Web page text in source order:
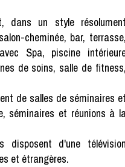
dans un style
cheminée, bar,
Spa, piscine
de soins, salle de
de salles de séminaires
séminaires et réunions à
disposent d'une
et étrangères.